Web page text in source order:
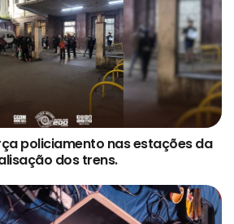
policiamento nas estações da
dos trens.